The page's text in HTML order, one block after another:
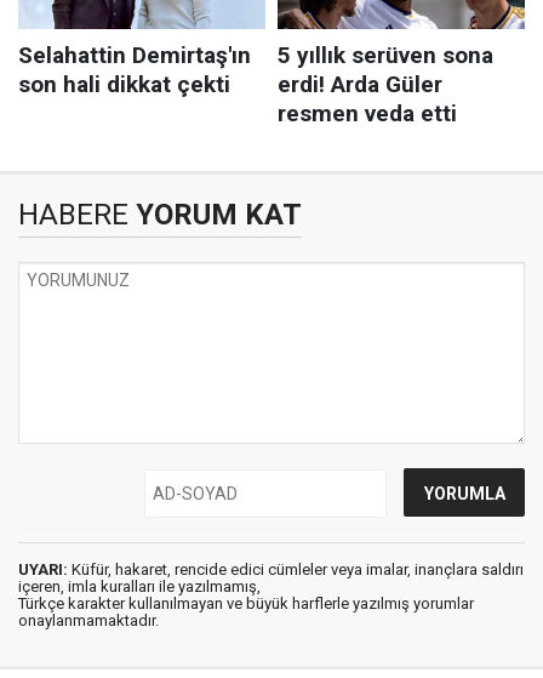
HABERE YORUM KAT
UYARI: Küfür, hakaret, rencide edici cümleler veya imalar, inançlara saldırı
içeren, imla kuralları ile yazılmamış,
Türkçe karakter kullanılmayan ve büyük harflerle yazılmış yorumlar
onaylanmamaktadır.